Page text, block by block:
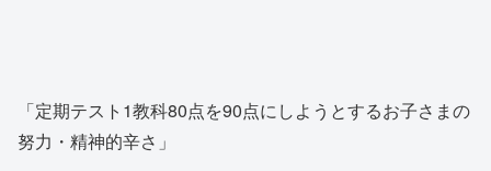
「定期テスト1教科80点を90点にしようとするお子さまの
努力・精神的辛さ」